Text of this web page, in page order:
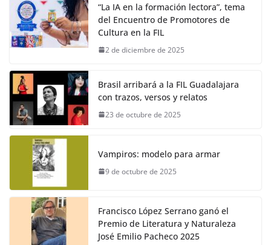
“La IA en la formación lectora”, tema
del Encuentro de Promotores de
Cultura en la FIL
2 de diciembre de 2025
Brasil arribará a la FIL Guadalajara
con trazos, versos y relatos
23 de octubre de 2025
Vampiros: modelo para armar
9 de octubre de 2025
Francisco López Serrano ganó el
Premio de Literatura y Naturaleza
José Emilio Pacheco 2025